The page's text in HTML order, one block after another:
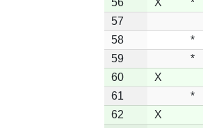
57
58
*
59
*
60
X
61
*
62
X